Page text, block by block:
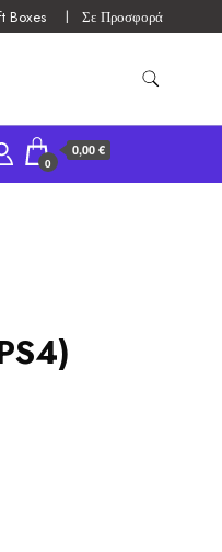
Boxes Σε Προσφορά
0
0,00 €